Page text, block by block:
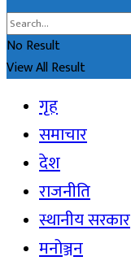
No Result
View All Result
गृह
समाचार
देश
राजनीति
स्थानीय सरकार
मनोञ्जन